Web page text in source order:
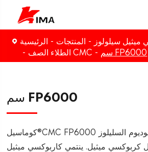
الرئيسية المنتجات
الطلاء الصف CMC
سم FP6000
سم FP6000
كوماسيل®CMC FP6000 كاربوكسي ميثيل الصوديوم السليلوز
ميثيل. ينتمي كاربوكسي ميثيل